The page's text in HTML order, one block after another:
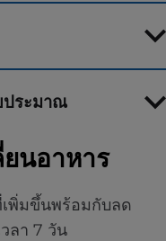
ประมาณ
นอาหาร
พิ่มขึ้นพร้อมกับลด
ลา 7 วัน